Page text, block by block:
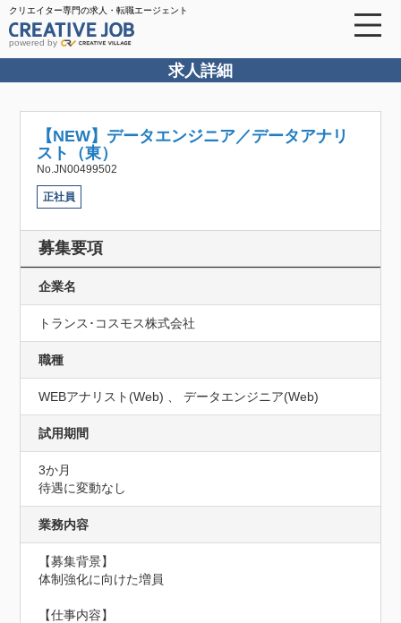
クリエイター専門の求人・転職エージェント
powered by
求人詳細
【NEW】データエンジニア／データアナリ
スト（東）
No.JN00499502
正社員
募集要項
企業名
トランス･コスモス株式会社
職種
WEBアナリスト(Web) 、 データエンジニア(Web)
試用期間
3か月
待遇に変動なし
業務内容
【募集背景】
体制強化に向けた増員
【仕事内容】